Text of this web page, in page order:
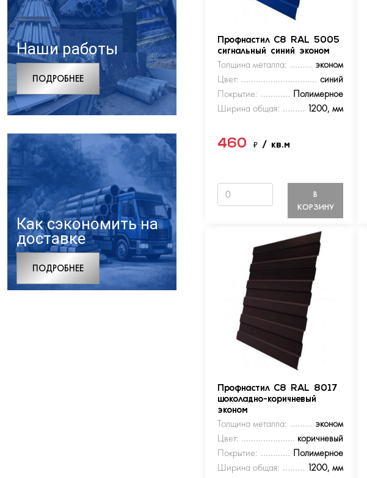
Наши работы
ПОДРОБНЕЕ
Как сэкономить на
доставке
ПОДРОБНЕЕ
Профнастил С8 RAL 5005
сигнальный синий эконом
Толщина металла:
эконом
Цвет:
синий
Покрытие:
Полимерное
Ширина общая:
1200, мм
460₽/ кв.м
В
КОРЗИНУ
Профнастил С8 RAL 8017
шоколадно-коричневый
эконом
Толщина металла:
эконом
Цвет:
коричневый
Покрытие:
Полимерное
Ширина общая:
1200, мм